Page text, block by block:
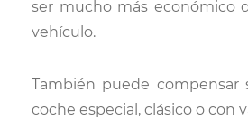
ser mucho más económico
vehículo.
También puede
coche especial, clásico o con